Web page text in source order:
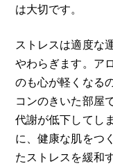
は大切です。
ストレスは適度な
やわらぎます。ア
のも心が軽くなる
コンのきいた部屋
代謝が低下してし
に、健康な肌をつ
たストレスを緩和